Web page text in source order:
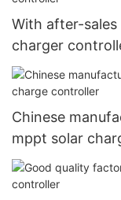
With after-sales
charger
Chinese
mppt solar